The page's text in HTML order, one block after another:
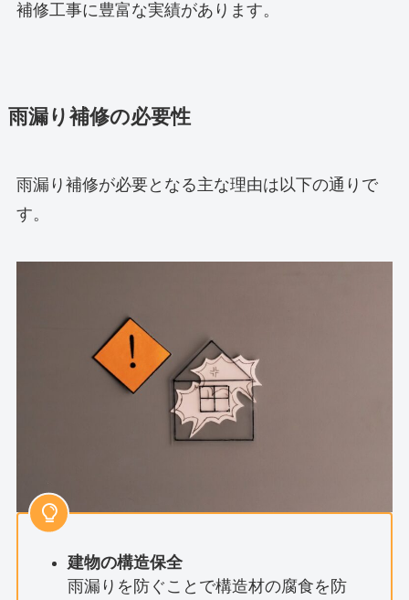
補修工事に豊富な実績があります。
雨漏り補修の必要性
雨漏り補修が必要となる主な理由は以下の通りで
す。
建物の構造保全
雨漏りを防ぐことで構造材の腐食を防